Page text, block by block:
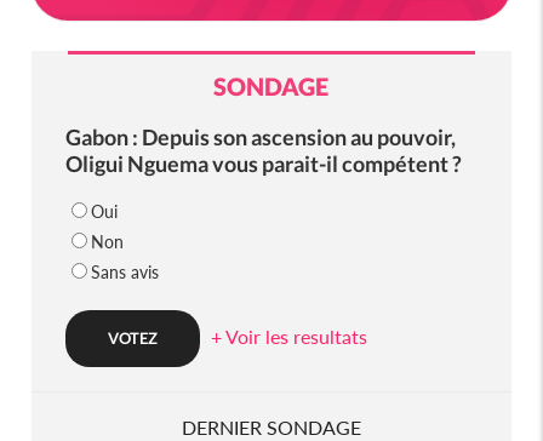
SONDAGE
Gabon : Depuis son ascension au pouvoir,
Oligui Nguema vous parait-il compétent ?
Oui
Non
Sans avis
+ Voir les resultats
DERNIER SONDAGE